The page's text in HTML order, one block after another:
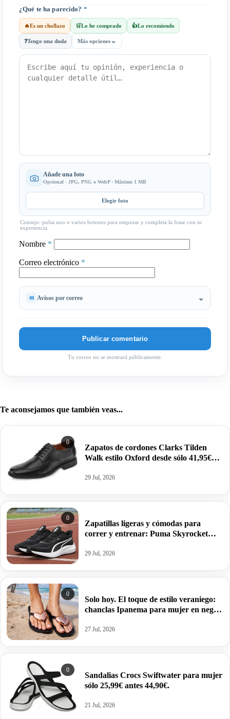
¿Qué te ha parecido? *
🔥Es un chollazo 🛒Lo he comprado 👍Lo recomiendo
❓Tengo una duda Más opciones ⌄
Añade una foto
Opcional · JPG, PNG o WebP · Máximo 1 MB
Elegir foto
Consejo: pulsa uno o varios botones para empezar y completa la frase con tu
experiencia.
Nombre *
Correo electrónico *
Avisos por correo
Tu correo no se mostrará públicamente.
Te aconsejamos que también veas...
0
Zapatos de cordones Clarks Tilden
Walk estilo Oxford desde sólo 41,95€
29 Jul, 2026
0
Zapatillas ligeras y cómodas para
correr y entrenar: Puma Skyrocket
29 Jul, 2026
0
Solo hoy. El toque de estilo veraniego:
chanclas Ipanema para mujer en negro
27 Jul, 2026
0
Sandalias Crocs Swiftwater para mujer
sólo 25,99€ antes 44,90€.
21 Jul, 2026